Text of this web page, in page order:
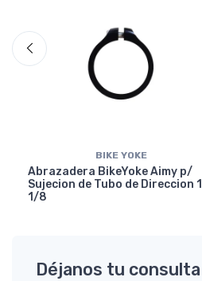
BIKE YOKE
Abrazadera BikeYoke Aimy p/
Sujecion de Tubo de Direccion 1
1/8
Déjanos tu consulta